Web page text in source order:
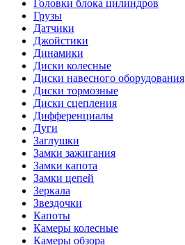
Головки блока цилиндров
Грузы
Датчики
Джойстики
Динамики
Диски колесные
Диски навесного оборудования
Диски тормозные
Диски сцепления
Дифференциалы
Дуги
Заглушки
Замки зажигания
Замки капота
Замки цепей
Зеркала
Звездочки
Капоты
Камеры колесные
Камеры обзора